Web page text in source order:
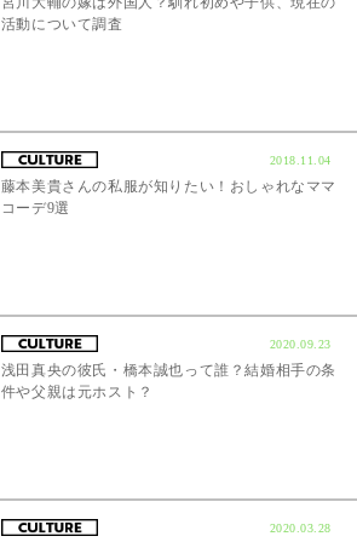
活動について調査
2018.11.04
藤本美貴さんの私服が知りたい！おしゃれなママ
コーデ9選
2020.09.23
浅田真央の彼氏・橋本誠也って誰？結婚相手の条
件や父親は元ホスト？
2020.03.28